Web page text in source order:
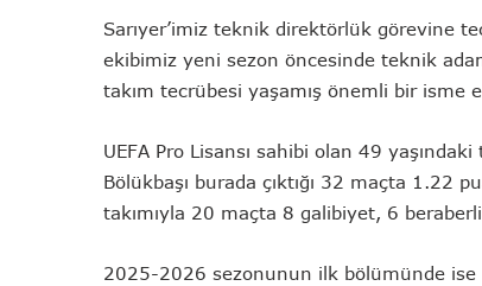
Sarıyer’imiz teknik direktörlük görevine
ekibimiz yeni sezon öncesinde teknik
takım tecrübesi yaşamış önemli bir isme
UEFA Pro Lisansı sahibi olan 49
Bölükbaşı burada çıktığı 32 maçta 1.22
takımıyla 20 maçta 8 galibiyet, 6
2025-2026 sezonunun ilk bölümünde ise